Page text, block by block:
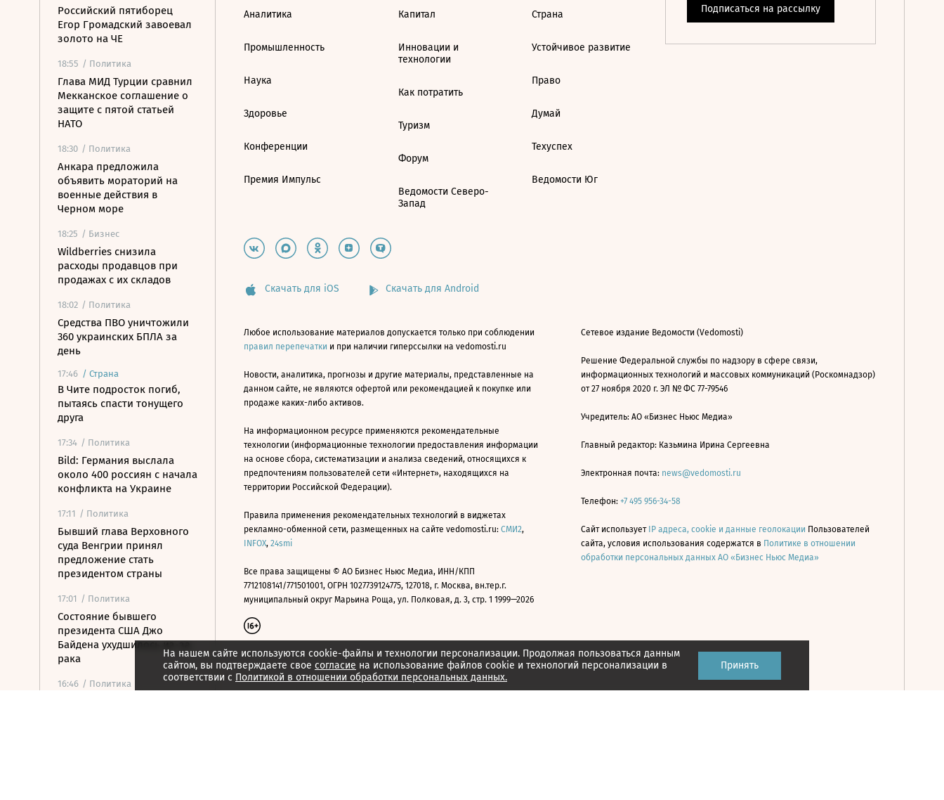
Российский пятиборец
Егор Громадский завоевал
золото на ЧЕ
18:55 / Политика
Глава МИД Турции сравнил
Мекканское соглашение о
защите с пятой статьей
НАТО
18:30 / Политика
Анкара предложила
объявить мораторий на
военные действия в
Черном море
18:25 / Бизнес
Wildberries снизила
расходы продавцов при
продажах с их складов
18:02 / Политика
Средства ПВО уничтожили
360 украинских БПЛА за
день
17:46 / Страна
В Чите подросток погиб,
пытаясь спасти тонущего
друга
17:34 / Политика
Bild: Германия выслала
около 400 россиян с начала
конфликта на Украине
17:11 / Политика
Бывший глава Верховного
суда Венгрии принял
предложение стать
президентом страны
17:01 / Политика
Состояние бывшего
президента США Джо
Байдена ухудшилось из-за
рака
16:46 / Политика
На нашем сайте используются cookie-файлы и технологии персонализации. Продолжая пользоваться данным
сайтом, вы подтверждаете свое согласие на использование файлов cookie и технологий персонализации в
соответствии с Политикой в отношении обработки персональных данных.
Принять
Аналитика
Промышленность
Наука
Здоровье
Конференции
Премия Импульс
Капитал
Инновации и
технологии
Как потратить
Туризм
Форум
Ведомости Северо-
Запад
Страна
Устойчивое развитие
Право
Думай
Техуспех
Ведомости Юг
Скачать для iOS Скачать для Android
Любое использование материалов допускается только при соблюдении
правил перепечатки и при наличии гиперссылки на vedomosti.ru
Новости, аналитика, прогнозы и другие материалы, представленные на
данном сайте, не являются офертой или рекомендацией к покупке или
продаже каких-либо активов.
На информационном ресурсе применяются рекомендательные
технологии (информационные технологии предоставления информации
на основе сбора, систематизации и анализа сведений, относящихся к
предпочтениям пользователей сети «Интернет», находящихся на
территории Российской Федерации).
Правила применения рекомендательных технологий в виджетах
рекламно-обменной сети, размещенных на сайте vedomosti.ru: СМИ2,
INFOX, 24smi
Все права защищены © АО Бизнес Ньюс Медиа, ИНН/КПП
7712108141/771501001, ОГРН 1027739124775, 127018, г. Москва, вн.тер.г.
муниципальный округ Марьина Роща, ул. Полковая, д. 3, стр. 1 1999—2026
Сетевое издание Ведомости (Vedomosti)
Решение Федеральной службы по надзору в сфере связи,
информационных технологий и массовых коммуникаций (Роскомнадзор)
от 27 ноября 2020 г. ЭЛ № ФС 77-79546
Учредитель: АО «Бизнес Ньюс Медиа»
Главный редактор: Казьмина Ирина Сергеевна
Электронная почта: news@vedomosti.ru
Телефон: +7 495 956-34-58
Сайт использует IP адреса, cookie и данные геолокации Пользователей
сайта, условия использования содержатся в Политике в отношении
обработки персональных данных АО «Бизнес Ньюс Медиа»